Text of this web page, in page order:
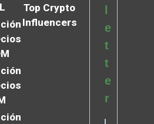
Top Crypto
Influencers
e
t
t
e
r